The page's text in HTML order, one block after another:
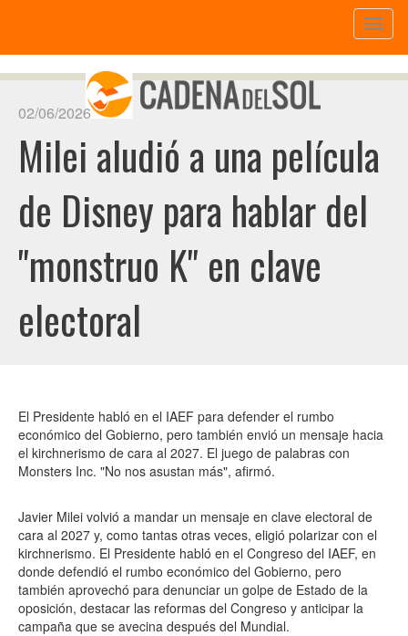
02/06/2026
Milei aludió a una película
de Disney para hablar del
"monstruo K" en clave
electoral
El Presidente habló en el IAEF para defender el rumbo
económico del Gobierno, pero también envió un mensaje hacia
el kirchnerismo de cara al 2027. El juego de palabras con
Monsters Inc. "No nos asustan más", afirmó.
Javier Milei volvió a mandar un mensaje en clave electoral de
cara al 2027 y, como tantas otras veces, eligió polarizar con el
kirchnerismo. El Presidente habló en el Congreso del IAEF, en
donde defendió el rumbo económico del Gobierno, pero
también aprovechó para denunciar un golpe de Estado de la
oposición, destacar las reformas del Congreso y anticipar la
campaña que se avecina después del Mundial.